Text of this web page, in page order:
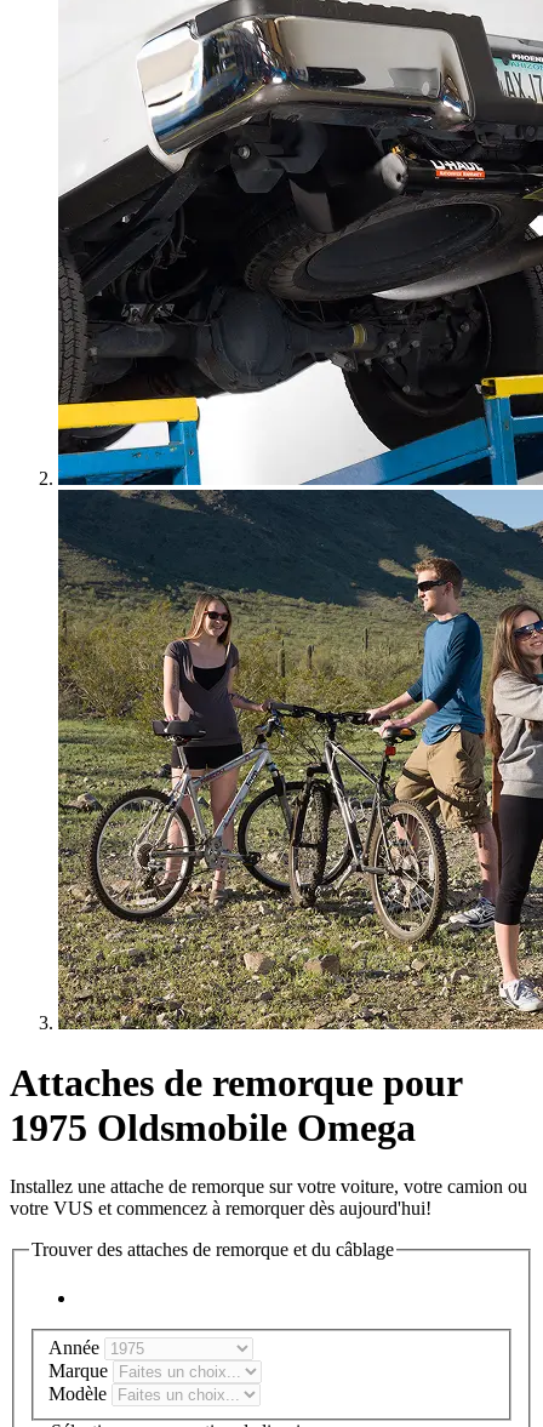
Attaches de remorque pour
1975 Oldsmobile Omega
Installez une attache de remorque sur votre voiture, votre camion ou
votre VUS et commencez à remorquer dès aujourd'hui!
Trouver des attaches de remorque et du câblage
Année
Marque
Modèle